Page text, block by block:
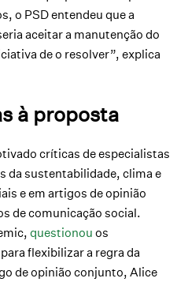
o PSD entendeu que a
aceitar a manutenção do
de o resolver”, explica
à proposta
críticas de especialistas
da sustentabilidade, clima e
e em artigos de opinião
de comunicação social.
questionou os
flexibilizar a regra da
de opinião conjunto, Alice